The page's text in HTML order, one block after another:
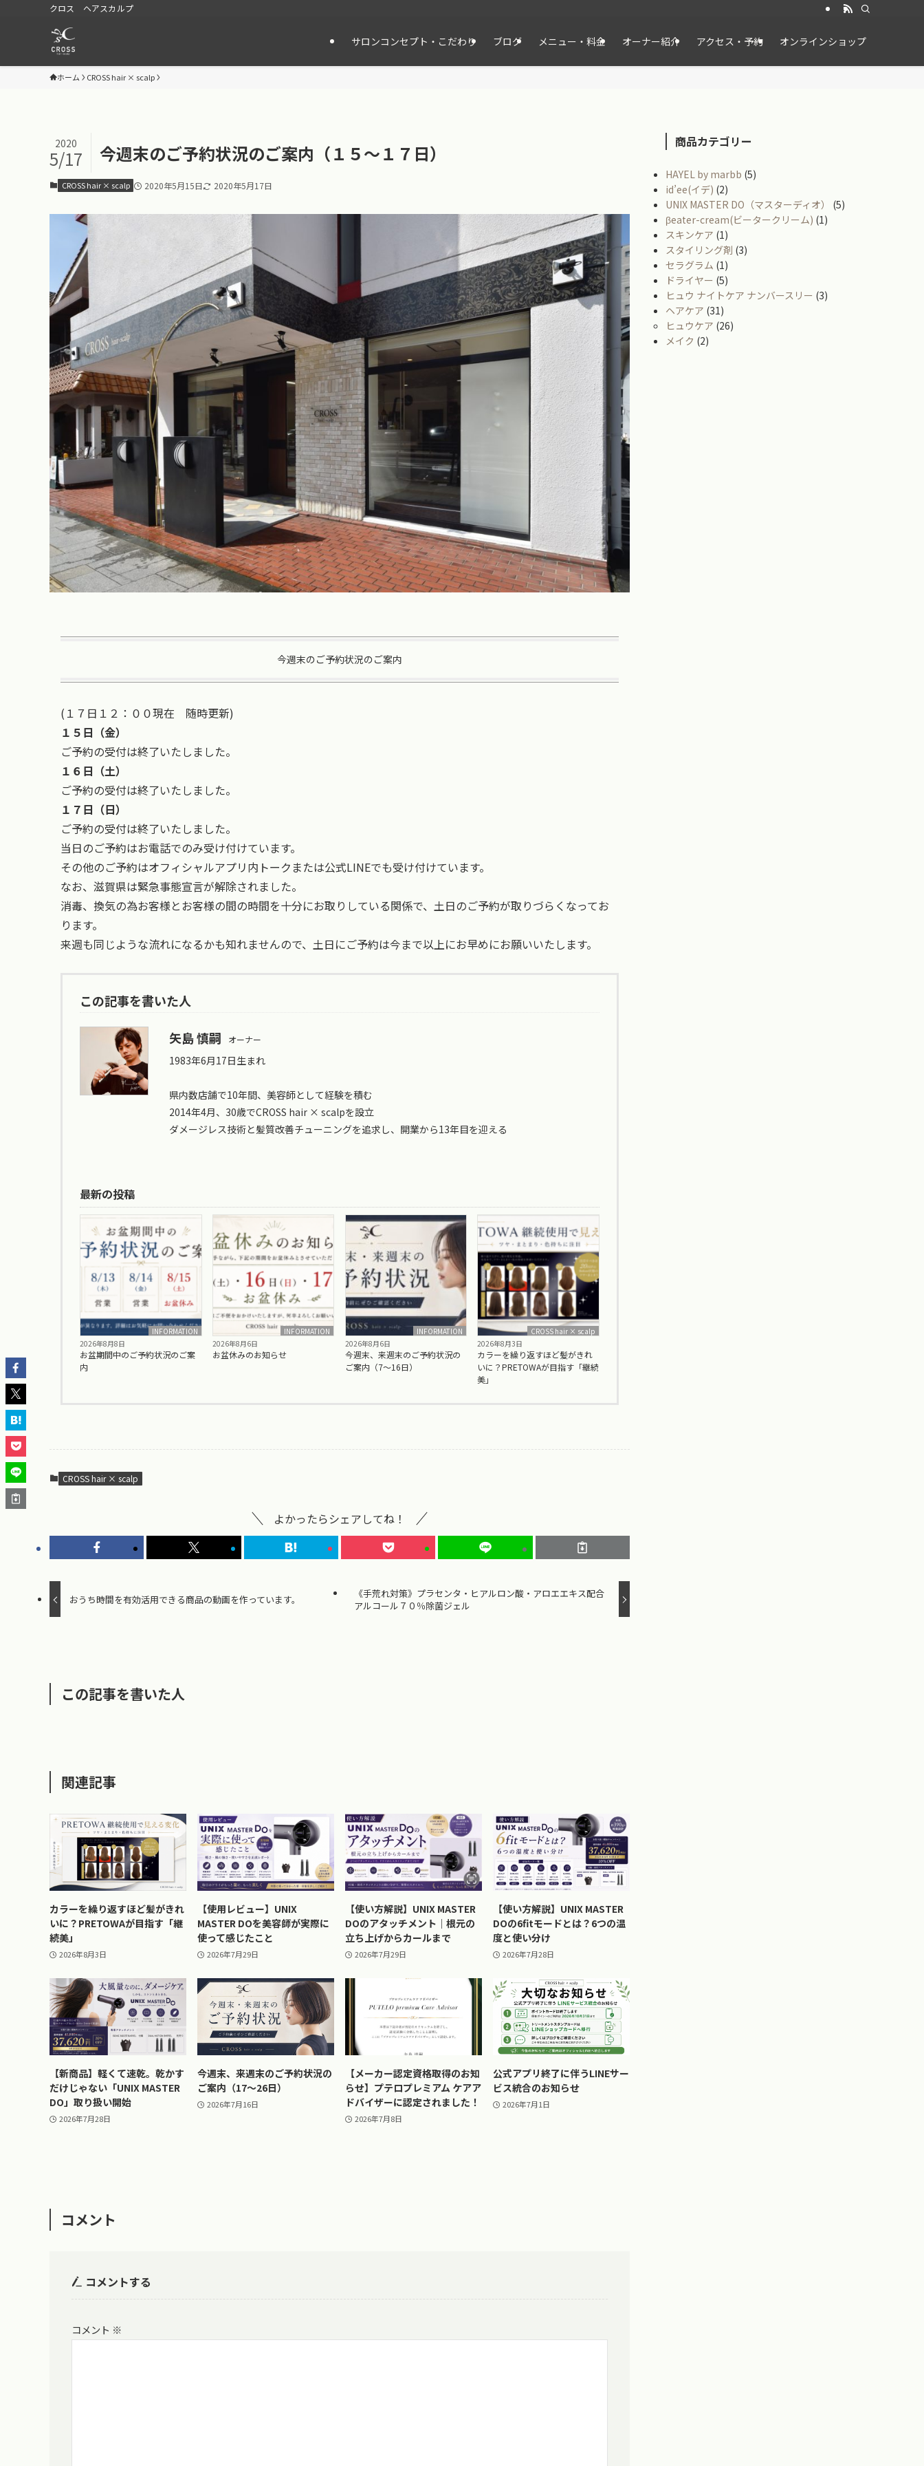
クロス ヘアスカルプ
サロンコンセプト・こだわり ブログ メニュー・料金 オーナー紹介 アクセス・予約 オンラインショップ
ホーム CROSS hair × scalp
今週末のご予約状況のご案内（１５〜１７日）
2020
5/17
CROSS hair × scalp 2020年5月15日 2020年5月17日
今週末のご予約状況のご案内
(１７日１２：００現在 随時更新)
１５日（金）
ご予約の受付は終了いたしました。
１６日（土）
ご予約の受付は終了いたしました。
１７日（日）
ご予約の受付は終了いたしました。
当日のご予約はお電話でのみ受け付けています。
その他のご予約はオフィシャルアプリ内トークまたは公式LINEでも受け付けています。
なお、滋賀県は緊急事態宣言が解除されました。
消毒、換気の為お客様とお客様の間の時間を十分にお取りしている関係で、土日のご予約が取りづらくなってお
ります。
来週も同じような流れになるかも知れませんので、土日にご予約は今まで以上にお早めにお願いいたします。
この記事を書いた人
矢島 慎嗣 オーナー
1983年6月17日生まれ
県内数店舗で10年間、美容師として経験を積む
2014年4月、30歳でCROSS hair × scalpを設立
ダメージレス技術と髪質改善チューニングを追求し、開業から13年目を迎える
最新の投稿
INFORMATION
2026年8月8日
お盆期間中のご予約状況のご案
内
INFORMATION
2026年8月6日
お盆休みのお知らせ
INFORMATION
2026年8月6日
今週末、来週末のご予約状況の
ご案内（7〜16日）
CROSS hair × scalp
2026年8月3日
カラーを繰り返すほど髪がきれ
いに？PRETOWAが目指す「継続
美」
CROSS hair × scalp
よかったらシェアしてね！
おうち時間を有効活用できる商品の動画を作っています。
《手荒れ対策》プラセンタ・ヒアルロン酸・アロエエキス配合
アルコール７０％除菌ジェル
この記事を書いた人
関連記事
カラーを繰り返すほど髪がきれ
いに？PRETOWAが目指す「継
続美」
2026年8月3日
【使用レビュー】UNIX
MASTER DOを美容師が実際に
使って感じたこと
2026年7月29日
【使い方解説】UNIX MASTER
DOのアタッチメント｜根元の
立ち上げからカールまで
2026年7月29日
【使い方解説】UNIX MASTER
DOの6fitモードとは？6つの温
度と使い分け
2026年7月28日
【新商品】軽くて速乾。乾かす
だけじゃない「UNIX MASTER
DO」取り扱い開始
2026年7月28日
今週末、来週末のご予約状況の
ご案内（17〜26日）
2026年7月16日
【メーカー認定資格取得のお知
らせ】プテロプレミアム ケアア
ドバイザーに認定されました！
2026年7月8日
公式アプリ終了に伴うLINEサー
ビス統合のお知らせ
2026年7月1日
コメント
コメントする
コメント ※
商品カテゴリー
HAYEL by marbb (5)
id’ee(イデ) (2)
UNIX MASTER DO（マスターディオ）
(5)
βeater-cream(ビータークリーム) (1)
スキンケア (1)
スタイリング剤 (3)
セラグラム (1)
ドライヤー (5)
ヒュウ ナイトケア ナンバースリー (3)
ヘアケア (31)
ヒュウケア (26)
メイク (2)